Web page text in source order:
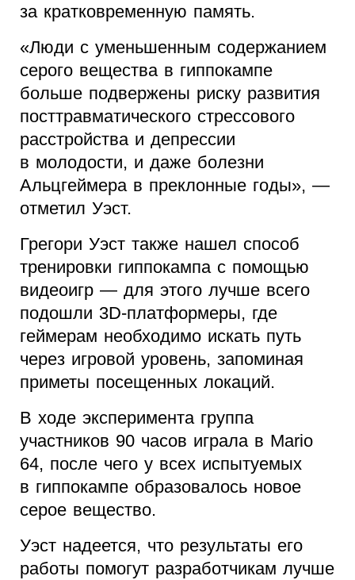
за кратковременную память.
«Люди с уменьшенным содержанием
серого вещества в гиппокампе
больше подвержены риску развития
посттравматического стрессового
расстройства и депрессии
в молодости, и даже болезни
Альцгеймера в преклонные годы», —
отметил Уэст.
Грегори Уэст также нашел способ
тренировки гиппокампа с помощью
видеоигр — для этого лучше всего
подошли 3D-платформеры, где
геймерам необходимо искать путь
через игровой уровень, запоминая
приметы посещенных локаций.
В ходе эксперимента группа
участников 90 часов играла в Mario
64, после чего у всех испытуемых
в гиппокампе образовалось новое
серое вещество.
Уэст надеется, что результаты его
работы помогут разработчикам лучше